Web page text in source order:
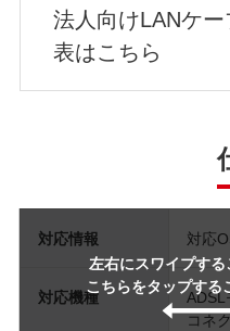
法人向けLANケ
表はこちら
左右にスワイプする
こちらをタップする
対応情報 対応
対応機種
ADSL
コネ